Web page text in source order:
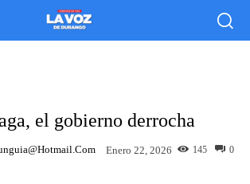
el gobierno derrocha
Enero 22, 2026 0
145